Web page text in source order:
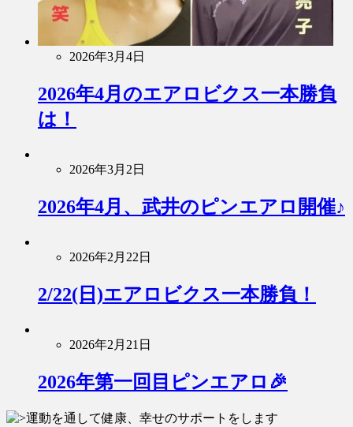
2026年3月4日
2026年4月のエアロビクス一本勝負
は！
2026年3月2日
2026年4月、武井のピンエアロ開催♪
2026年2月22日
2/22(日)エアロビクス一本勝負！
2026年2月21日
2026年第一回目ピンエアロ🎉